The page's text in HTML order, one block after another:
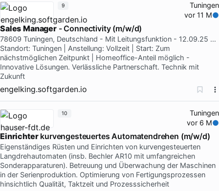
Tuningen
vor 11 M
Sales Manager- Connectivity (m/w/d)
78609 Tuningen, Deutschland - Mit Leitungsfunktion - 12.09.25 …
Standort: Tuningen | Anstellung: Vollzeit | Start: Zum
nächstmöglichen Zeitpunkt | Homeoffice-Anteil möglich -
Innovative Lösungen. Verlässliche Partnerschaft. Technik mit
Zukunft
engelking.softgarden.io
9
Tuningen
vor 6 M
Einrichterkurvengesteuertes Automatendrehen (m/w/d)
Eigenständiges Rüsten und Einrichten von kurvengesteuerten
Langdrehautomaten (insb. Bechler AR10 mit umfangreichen
Sonderapparaturen). Betreuung und Überwachung der Maschinen
in der Serienproduktion. Optimierung von Fertigungsprozessen
hinsichtlich Qualität, Taktzeit und Prozesssicherheit
10